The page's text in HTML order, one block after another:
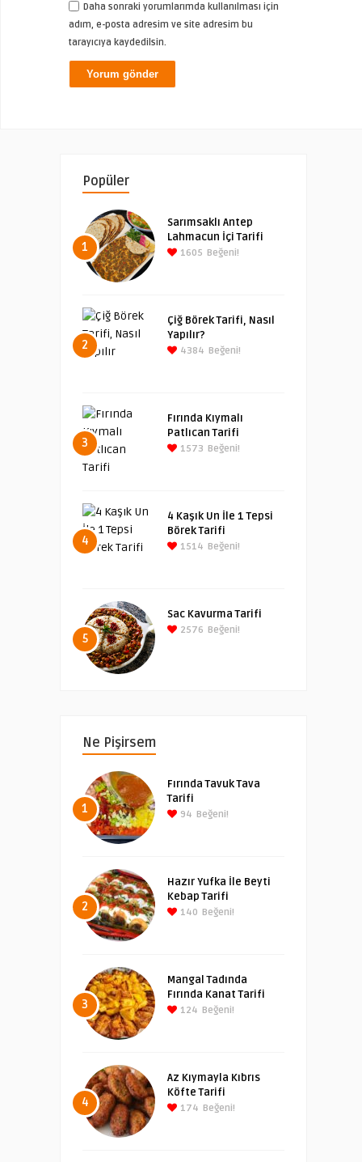
Daha sonraki yorumlarımda kullanılması için
adım, e-posta adresim ve site adresim bu
tarayıcıya kaydedilsin.
Popüler
1
Sarımsaklı Antep
Lahmacun İçi Tarifi
1605 Beğeni!
2
Çiğ Börek Tarifi, Nasıl
Yapılır?
4384 Beğeni!
3
Fırında Kıymalı
Patlıcan Tarifi
1573 Beğeni!
4
4 Kaşık Un İle 1 Tepsi
Börek Tarifi
1514 Beğeni!
5
Sac Kavurma Tarifi
2576 Beğeni!
Ne Pişirsem
1
Fırında Tavuk Tava
Tarifi
94 Beğeni!
2
Hazır Yufka İle Beyti
Kebap Tarifi
140 Beğeni!
3
Mangal Tadında
Fırında Kanat Tarifi
124 Beğeni!
4
Az Kıymayla Kıbrıs
Köfte Tarifi
174 Beğeni!